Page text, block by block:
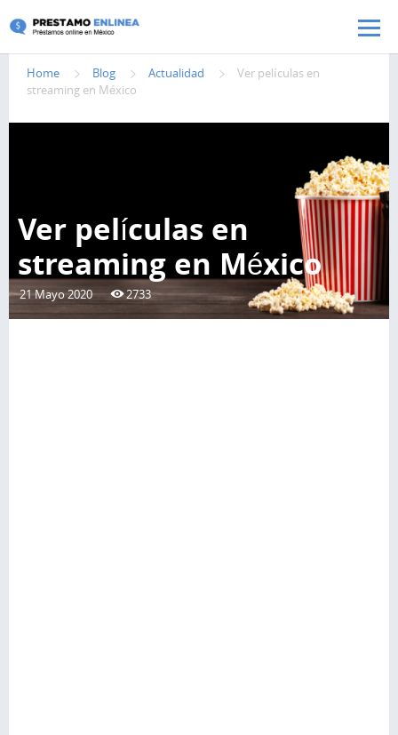
Pasar al contenido principal
Home Blog Actualidad
Ver películas en
streaming en México
Ver películas en
streaming en México
21 Mayo 2020 2733